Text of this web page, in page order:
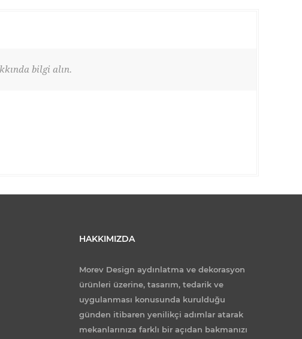
bilgi alın.
HAKKIMIZDA
Morev Design aydınlatma ve dekorasyon
ürünleri üzerine, tasarım, tedarik ve
uygulanması konusunda kurulduğu
günden itibaren yenilikçi adımlar atarak
mekanlarınıza farklı bir açıdan bakmanızı